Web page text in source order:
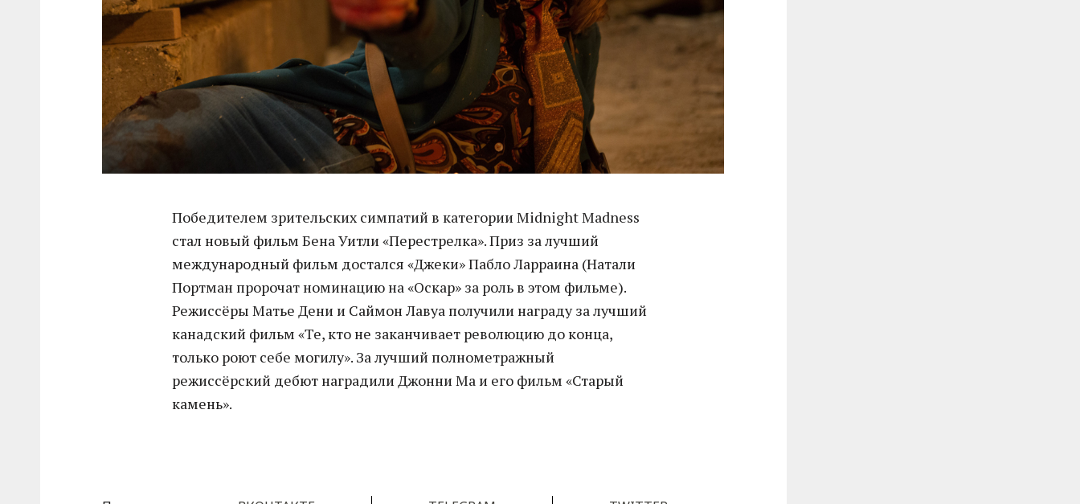
Победителем зрительских симпатий в категории Midnight Madness
стал новый фильм Бена Уитли «Перестрелка». Приз за лучший
международный фильм достался «Джеки» Пабло Ларраина (Натали
Портман пророчат номинацию на «Оскар» за роль в этом фильме).
Режиссёры Матье Дени и Саймон Лавуа получили награду за лучший
канадский фильм «Те, кто не заканчивает революцию до конца,
только роют себе могилу». За лучший полнометражный
режиссёрский дебют наградили Джонни Ма и его фильм «Старый
камень».